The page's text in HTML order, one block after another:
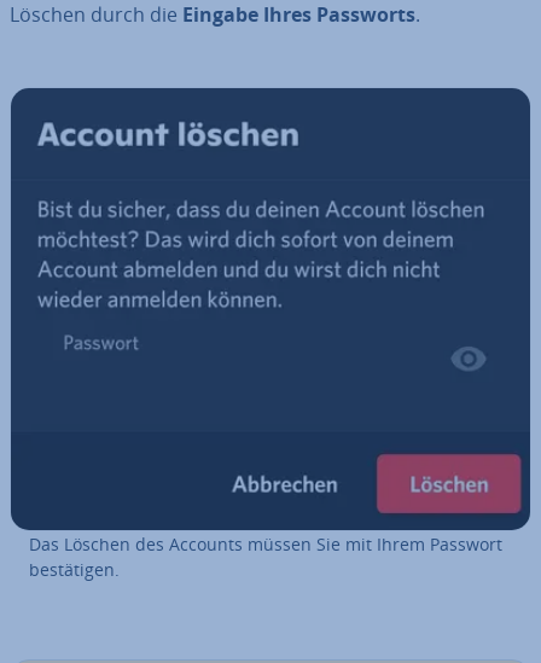
Löschen durch die Eingabe Ihres Passworts.
Das Löschen des Accounts müssen Sie mit Ihrem Passwort
be­stä­ti­gen.